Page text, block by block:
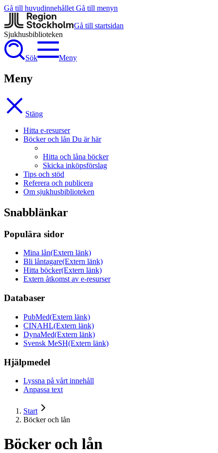
Gå till huvudinnehållet Gå till menyn
Gå till startsidan
Sjukhus­biblioteken
Sök Meny
Meny
Stäng
Hitta e-resurser
Böcker och lån Du är här
Hitta och låna böcker
Skicka inköpsförslag
Tips och stöd
Referera och publicera
Om sjukhusbiblioteken
Snabblänkar
Populära sidor
Mina lån(Extern länk)
Bli låntagare(Extern länk)
Hitta böcker(Extern länk)
Extern åtkomst av e-resurser
Databaser
PubMed(Extern länk)
CINAHL(Extern länk)
DynaMed(Extern länk)
Svensk MeSH(Extern länk)
Hjälpmedel
Lyssna på vårt innehåll
Anpassa text
Start
Böcker och lån
Böcker och lån